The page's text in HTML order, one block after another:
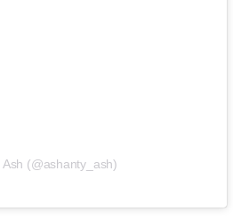
Ash (@ashanty_ash)